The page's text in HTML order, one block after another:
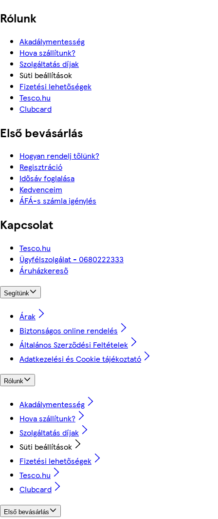
Rólunk
Akadálymentesség
Hova szállítunk?
Szolgáltatás díjak
Süti beállítások
Fizetési lehetőségek
Tesco.hu
Clubcard
Első bevásárlás
Hogyan rendelj tőlünk?
Regisztráció
Idősáv foglalása
Kedvenceim
ÁFÁ-s számla igénylés
Kapcsolat
Tesco.hu
Ügyfélszolgálat - 0680222333
Áruházkereső
Segítünk
Árak
Biztonságos online rendelés
Általános Szerződési Feltételek
Adatkezelési és Cookie tájékoztató
Rólunk
Akadálymentesség
Hova szállítunk?
Szolgáltatás díjak
Süti beállítások
Fizetési lehetőségek
Tesco.hu
Clubcard
Első bevásárlás